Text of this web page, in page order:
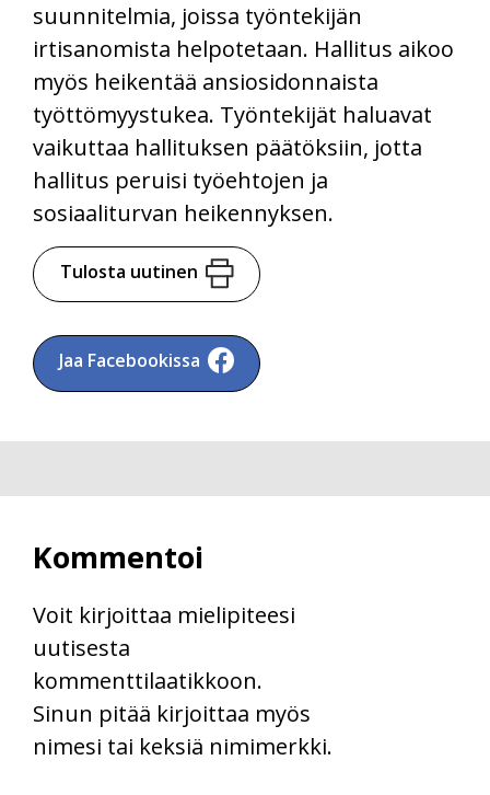
suunnitelmia, joissa työntekijän
irtisanomista helpotetaan. Hallitus aikoo
myös heikentää ansiosidonnaista
työttömyystukea. Työntekijät haluavat
vaikuttaa hallituksen päätöksiin, jotta
hallitus peruisi työehtojen ja
sosiaaliturvan heikennyksen.
Tulosta uutinen
Jaa Facebookissa
Kommentoi
Voit kirjoittaa mielipiteesi
uutisesta
kommenttilaatikkoon.
Sinun pitää kirjoittaa myös
nimesi tai keksiä nimimerkki.